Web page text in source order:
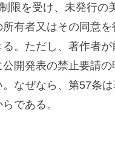
限を受け、未発行の
有者又はその同意
。ただし、著作者
開発表の禁止要請
なぜなら、第57条
である。